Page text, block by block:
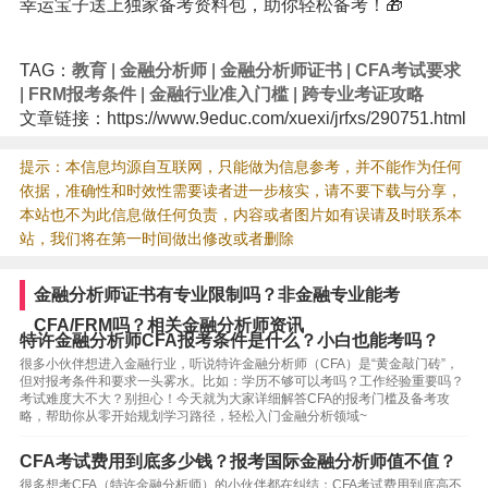
幸运宝子送上独家备考资料包，助你轻松备考！🎁
TAG： 教育| 金融分析师| 金融分析师证书| CFA考试要求
FRM报考条件| 金融行业准入门槛| 跨专业考证攻略
文章链接：https://www.9educ.com/xuexi/jrfxs/290751.html
提示：本信息均源自互联网，只能做为信息参考，并不能作为任何
依据，准确性和时效性需要读者进一步核实，请不要下载与分享，
本站也不为此信息做任何负责，内容或者图片如有误请及时联系本
站，我们将在第一时间做出修改或者删除
金融分析师证书有专业限制吗？非金融专业能考
CFA/FRM吗？相关金融分析师资讯
特许金融分析师CFA报考条件是什么？小白也能考吗？
很多小伙伴想进入金融行业，听说特许金融分析师（CFA）是“黄金敲门砖”，
但对报考条件和要求一头雾水。比如：学历不够可以考吗？工作经验重要吗？
考试难度大不大？别担心！今天就为大家详细解答CFA的报考门槛及备考攻
略，帮助你从零开始规划学习路径，轻松入门金融分析领域~
CFA考试费用到底多少钱？报考国际金融分析师值不值？